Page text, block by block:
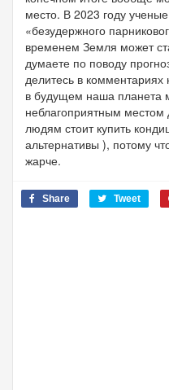
место. В 2023 году
«безудержного
временем Земля может
думаете по поводу
делитесь в
в будущем наша планета
неблагоприятным
людям стоит купить
альтернативы ), потому
жарче.
Share Tweet